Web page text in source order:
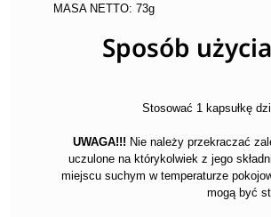
MASA NETTO: 73g
Sposób
Stosować 1 kapsułkę
UWAGA!!! Nie należy przekraczać
uczulone na którykolwiek z jego
miejscu suchym w temperaturze
mogą być